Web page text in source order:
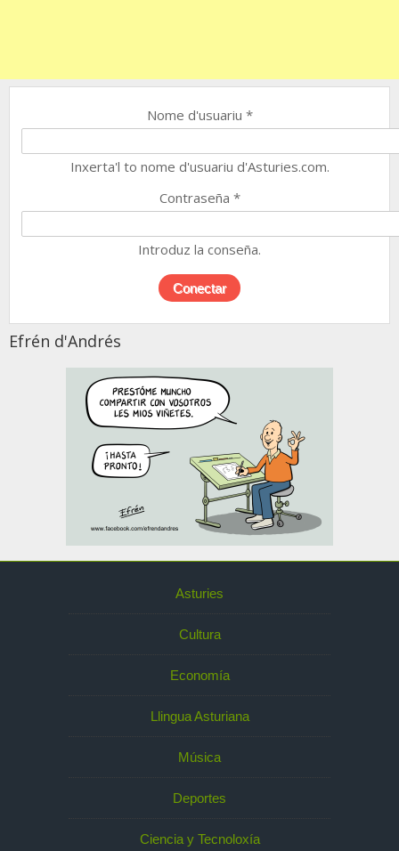
Nome d'usuariu *
Inxerta'l to nome d'usuariu d'Asturies.com.
Contraseña *
Introduz la conseña.
Efrén d'Andrés
Asturies
Cultura
Economía
Llingua Asturiana
Música
Deportes
Ciencia y Tecnoloxía